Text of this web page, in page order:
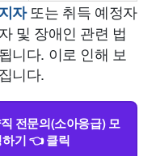
자또는 취득 예정자
및 장애인 관련 법
니다. 이로 인해 보
니다.
전문의(소아응급) 모
기 👈 클릭